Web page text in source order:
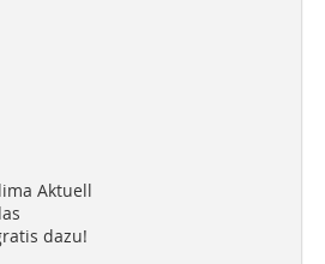
Aktuell
dazu!